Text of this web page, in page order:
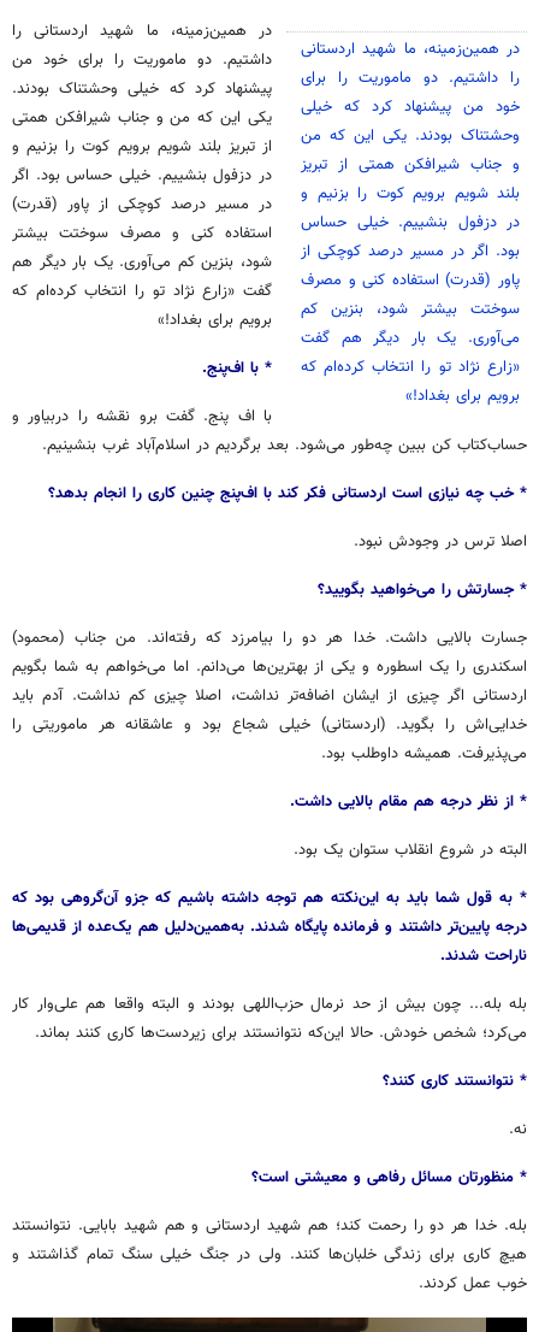
در همین‌زمینه، ما شهید اردستانی
را داشتیم. دو ماموریت را برای
خود من پیشنهاد کرد که خیلی
وحشتناک بودند. یکی این که من
و جناب شیرافکن همتی از تبریز
بلند شویم برویم کوت را بزنیم و
در دزفول بنشییم. خیلی حساس
بود. اگر در مسیر درصد کوچکی از
پاور (قدرت) استفاده کنی و مصرف
سوختت بیشتر شود، بنزین کم
می‌آوری. یک بار دیگر هم گفت
«زارع نژاد تو را انتخاب کرده‌ام که
برویم برای بغداد!»
در همین‌زمینه، ما شهید اردستانی را
داشتیم. دو ماموریت را برای خود من
پیشنهاد کرد که خیلی وحشتناک بودند.
یکی این که من و جناب شیرافکن همتی
از تبریز بلند شویم برویم کوت را بزنیم و
در دزفول بنشییم. خیلی حساس بود. اگر
در مسیر درصد کوچکی از پاور (قدرت)
استفاده کنی و مصرف سوختت بیشتر
شود، بنزین کم می‌آوری. یک بار دیگر هم
گفت «زارع نژاد تو را انتخاب کرده‌ام که
برویم برای بغداد!»
* با اف‌پنج.
با اف پنج. گفت برو نقشه را دربیاور و
حساب‌کتاب کن ببین چه‌طور می‌شود. بعد برگردیم در اسلام‌آباد غرب بنشینیم.
* خب چه نیازی است اردستانی فکر کند با اف‌پنج چنین کاری را انجام بدهد؟
اصلا ترس در وجودش نبود.
* جسارتش را می‌خواهید بگویید؟
جسارت بالایی داشت. خدا هر دو را بیامرزد که رفته‌اند. من جناب (محمود)
اسکندری را یک اسطوره و یکی از بهترین‌ها می‌دانم. اما می‌خواهم به شما بگویم
اردستانی اگر چیزی از ایشان اضافه‌تر نداشت، اصلا چیزی کم نداشت. آدم باید
خدایی‌اش را بگوید. (اردستانی) خیلی شجاع بود و عاشقانه هر ماموریتی را
می‌پذیرفت. همیشه داوطلب بود.
* از نظر درجه هم مقام بالایی داشت.
البته در شروع انقلاب ستوان یک بود.
* به قول شما باید به این‌نکته هم توجه داشته باشیم که جزو آن‌گروهی بود که
درجه پایین‌تر داشتند و فرمانده پایگاه شدند. به‌همین‌دلیل هم یک‌عده از قدیمی‌ها
ناراحت شدند.
بله بله... چون بیش از حد نرمال حزب‌اللهی بودند و البته واقعا هم علی‌وار کار
می‌کرد؛ شخص خودش. حالا این‌که نتوانستند برای زیردست‌ها کاری کنند بماند.
* نتوانستند کاری کنند؟
نه.
* منظورتان مسائل رفاهی و معیشتی است؟
بله. خدا هر دو را رحمت کند؛ هم شهید اردستانی و هم شهید بابایی. نتوانستند
هیچ کاری برای زندگی خلبان‌ها کنند. ولی در جنگ خیلی سنگ تمام گذاشتند و
خوب عمل کردند.